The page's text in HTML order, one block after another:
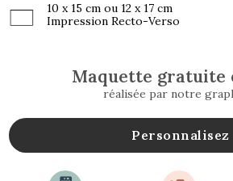
10 x 15 cm ou 12 x 17 cm
Impression Recto-Verso
Maquette gratuite
réalisée par notre
Personnalisez